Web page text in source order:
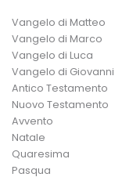
Vangelo di Matteo
Vangelo di Marco
Vangelo di Luca
Vangelo di Giovanni
Antico Testamento
Nuovo Testamento
Avvento
Natale
Quaresima
Pasqua